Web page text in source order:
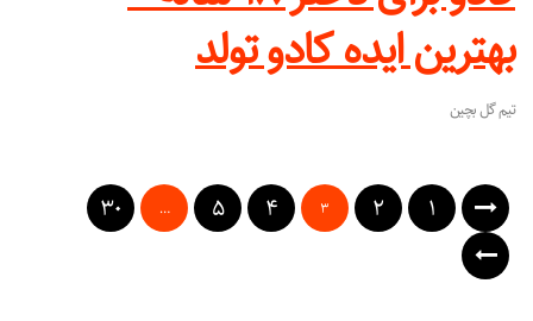
بهترین ایده کادو تولد
تیم گل بچین
۲ ۴ ۵ … ۳۰